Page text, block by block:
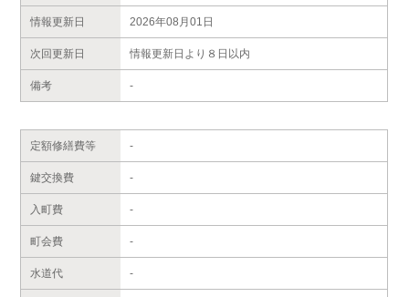
情報更新日 2026年08月01日
次回更新日 情報更新日より８日以内
備考 -
定額修繕費等 -
鍵交換費 -
入町費 -
町会費 -
水道代 -